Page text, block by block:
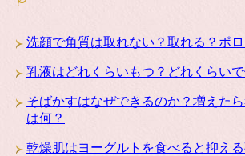
洗顔で角質は取れない？取れる？ポ
乳液はどれくらいもつ？どれくらい
そばかすはなぜできるのか？増えた
は何？
乾燥肌はヨーグルトを食べると抑え